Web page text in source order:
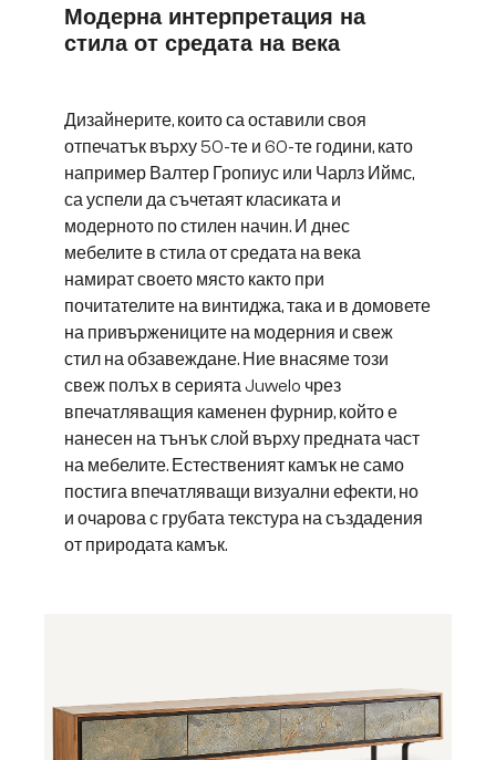
Модерна интерпретация на
стила от средата на века
Дизайнерите, които са оставили своя
отпечатък върху 50-те и 60-те години, като
например Валтер Гропиус или Чарлз Иймс,
са успели да съчетаят класиката и
модерното по стилен начин. И днес
мебелите в стила от средата на века
намират своето място както при
почитателите на винтиджа, така и в домовете
на привържениците на модерния и свеж
стил на обзавеждане. Ние внасяме този
свеж полъх в серията Juwelo чрез
впечатляващия каменен фурнир, който е
нанесен на тънък слой върху предната част
на мебелите. Естественият камък не само
постига впечатляващи визуални ефекти, но
и очарова с грубата текстура на създадения
от природата камък.